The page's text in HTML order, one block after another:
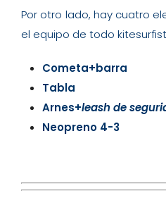
Por otro lado, hay cuatro
el equipo de todo
Cometa+barra
Tabla
Arnes+leash de
Neopreno 4-3